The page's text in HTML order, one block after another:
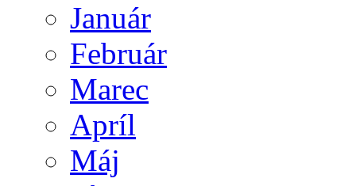
Január
Február
Marec
Apríl
Máj